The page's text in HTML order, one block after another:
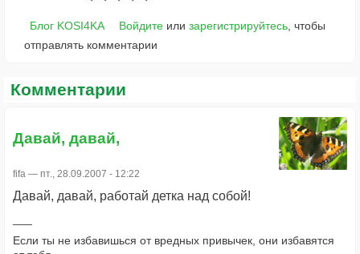
Блог KOSI4KA Войдитеили зарегистрируйтесь, чтобы
отправлять комментарии
Комментарии
Давай, давай,
fifa — пт., 28.09.2007 - 12:22
Давай, давай, работай детка над собой!
Если ты не избавишься от вредных привычек, они избавятся